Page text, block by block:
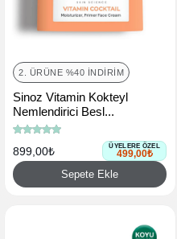
2. ÜRÜNE %40 İNDIRIM
Sinoz Vitamin Kokteyl
Nemlendirici Besl...
899,00₺ ÜYELERE ÖZEL
499,00₺
Sepete Ekle